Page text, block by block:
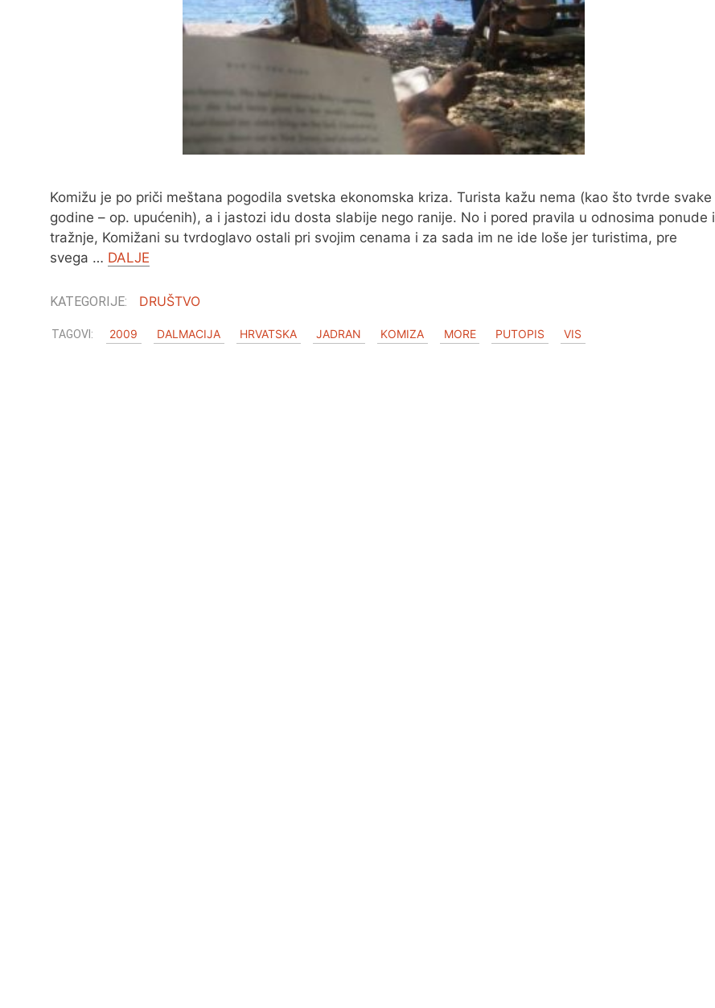
Komižu je po priči meštana pogodila svetska ekonomska kriza. Turista kažu nema (kao što tvrde svake
godine – op. upućenih), a i jastozi idu dosta slabije nego ranije. No i pored pravila u odnosima ponude i
tražnje, Komižani su tvrdoglavo ostali pri svojim cenama i za sada im ne ide loše jer turistima, pre
svega … DALJE
DRUŠTVO
2009 DALMACIJA HRVATSKA JADRAN KOMIZA MORE PUTOPIS VIS